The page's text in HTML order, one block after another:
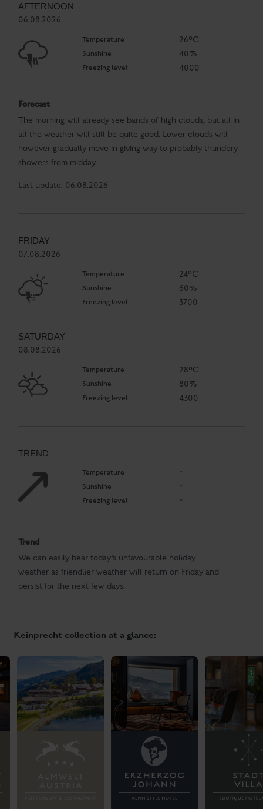
AFTERNOON
06.08.2026
Temperature 26°C
Sunshine 40%
Freezing level 4000
Forecast
The morning will already see bands of high clouds, but all in
all the weather will still be quite good. Lower clouds will
however gradually move in giving way to probably thundery
showers from midday.
Last update: 06.08.2026
FRIDAY
07.08.2026
Temperature 24°C
Sunshine 60%
Freezing level 3700
SATURDAY
08.08.2026
Temperature 28°C
Sunshine 80%
Freezing level 4300
TREND
Temperature ↑
Sunshine ↑
Freezing level ↑
Trend
We can easily bear today’s unfavourable holiday
weather as friendlier weather will return on Friday and
persist for the next few days.
Keinprecht collection at a glance: